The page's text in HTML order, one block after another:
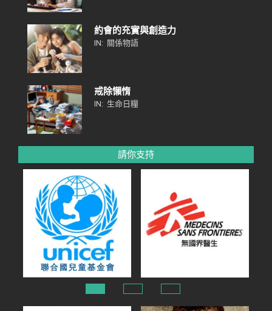
約會的充實與創造力
IN: 關係物語
戒除懶惰
IN: 生命日糧
請你支持